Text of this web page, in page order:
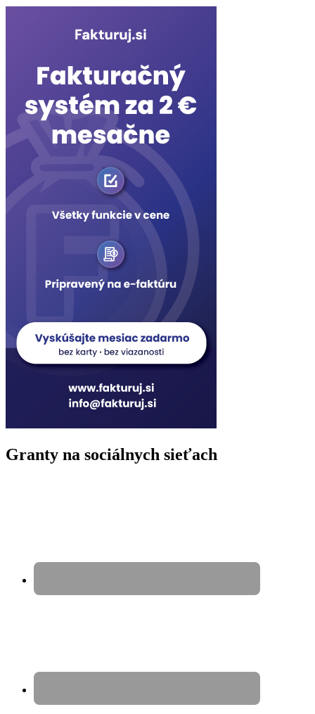
Granty na sociálnych sieťach